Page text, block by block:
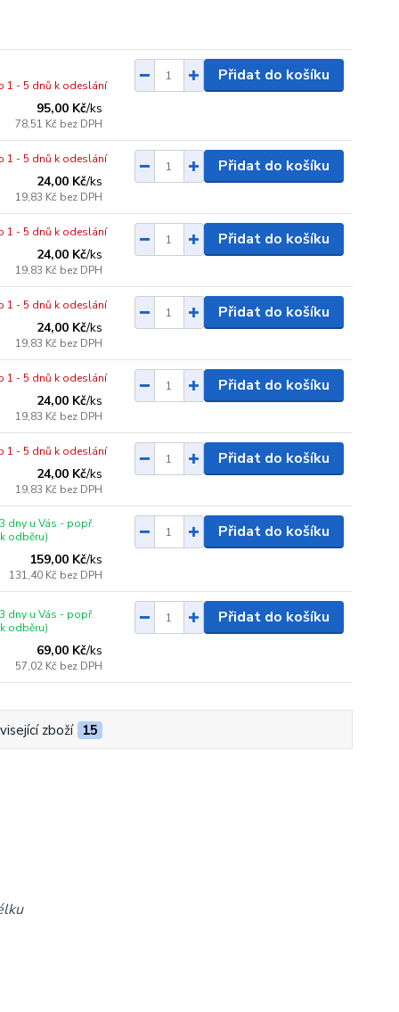
95,00 Kč/ks
78,51 Kč bez DPH
1 - 5 dnů k odeslání
Přidat do košíku
24,00 Kč/ks
19,83 Kč bez DPH
1 - 5 dnů k odeslání Přidat do košíku
24,00 Kč/ks
19,83 Kč bez DPH
1 - 5 dnů k odeslání Přidat do košíku
24,00 Kč/ks
19,83 Kč bez DPH
1 - 5 dnů k odeslání Přidat do košíku
24,00 Kč/ks
19,83 Kč bez DPH
1 - 5 dnů k odeslání Přidat do košíku
24,00 Kč/ks
19,83 Kč bez DPH
1 - 5 dnů k odeslání Přidat do košíku
159,00 Kč/ks
131,40 Kč bez DPH
dny u Vás - popř.
odběru)
Přidat do košíku
69,00 Kč/ks
57,02 Kč bez DPH
dny u Vás - popř.
odběru)
Přidat do košíku
zboží 15